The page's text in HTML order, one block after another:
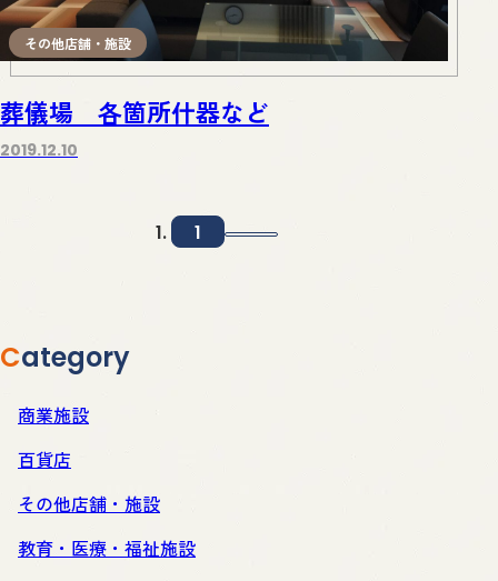
その他店舗・施設
葬儀場 各箇所什器など
2019.12.10
1
Category
商業施設
百貨店
その他店舗・施設
教育・医療・福祉施設